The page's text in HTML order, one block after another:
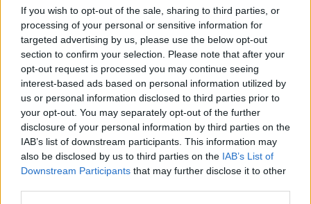
If you wish to opt-out of the sale, sharing to third parties, or
processing of your personal or sensitive information for
targeted advertising by us, please use the below opt-out
section to confirm your selection. Please note that after your
opt-out request is processed you may continue seeing
interest-based ads based on personal information utilized by
us or personal information disclosed to third parties prior to
your opt-out. You may separately opt-out of the further
disclosure of your personal information by third parties on the
IAB’s list of downstream participants. This information may
also be disclosed by us to third parties on the IAB’s List of
Downstream Participants that may further disclose it to other
RobVision
1614
Inserito il29/06/2018 alle: 16:37:56
In risposta al messaggio diecostardel 29/06/2018alle 15:48:12
grazie Roberto , durante l'avviso ho provato anche scollegare il caricbatt
del tom tom che tra l'altro non era in funzione ma comunque alimentato e
non è cambiato nulla però non ho provato a scollegarlo senza avviso , mo